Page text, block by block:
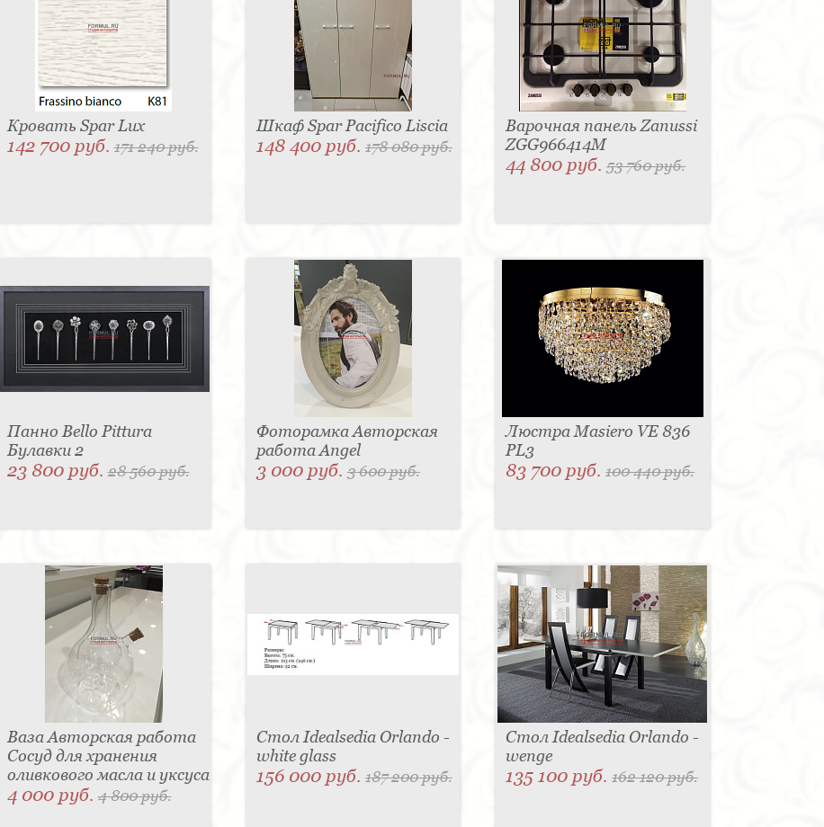
Кровать Spar Lux
142 700 руб.171 240 руб.
Шкаф Spar Pacifico Liscia
148 400 руб. 178 080 руб.
Варочная панель Zanussi
ZGG966414M
44 800 руб.53 760 руб.
Панно Bello Pittura
Булавки 2
23 800 руб.28 560 руб.
Фоторамка Авторская
работа Angel
3 000 руб. 3 600 руб.
Люстра Masiero VE 836
PL3
83 700 руб.100 440 руб.
Ваза Авторская работа
Сосуд для хранения
оливкового масла и уксуса
4 000 руб.4 800 руб.
Стол Idealsedia Orlando -
white glass
156 000 руб. 187 200 руб.
Стол Idealsedia Orlando -
wenge
135 100 руб.162 120 руб.